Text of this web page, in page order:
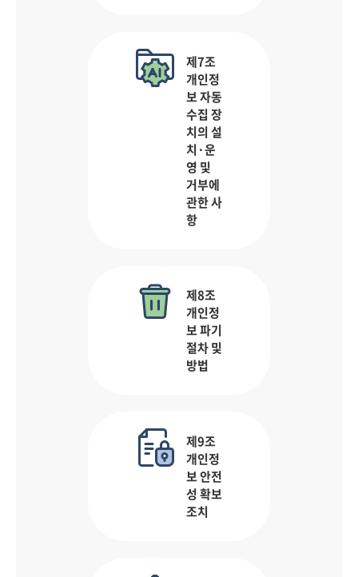
제7조
개인정
보 자동
수집 장
치의 설
치·운
영 및
거부에
관한 사
항
제8조
개인정
보 파기
절차 및
방법
제9조
개인정
보 안전
성 확보
조치